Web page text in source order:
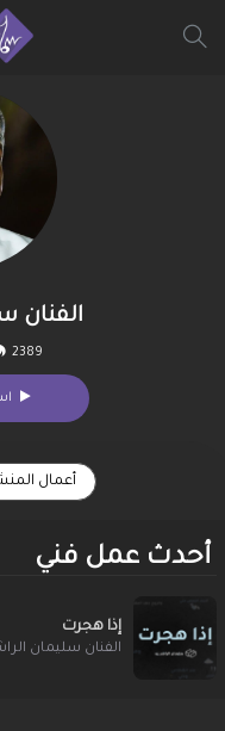
الفنان
2389
أعمال
أحدث عمل فني
إذا هجرت
الفنان سليمان